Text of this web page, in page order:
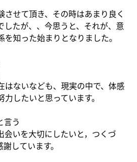
させて頂き、その時はあまり良く
したが、、今思うと、それが、意
知った始まりとなりました。
はないなども、現実の中で、体感
したいと思っています。
言う
会いを大切にしたいと，つくづ
しています。